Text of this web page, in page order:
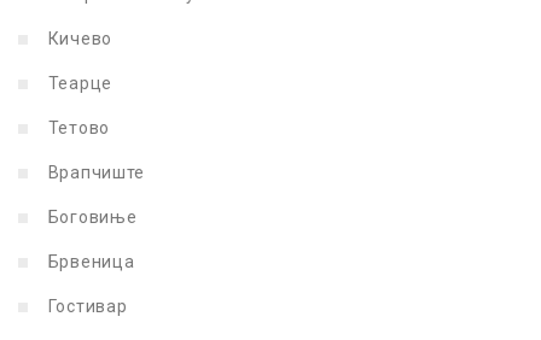
Кичево
Теарце
Тетово
Врапчиште
Боговиње
Брвеница
Гостивар